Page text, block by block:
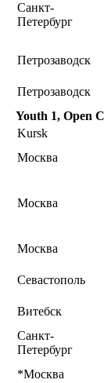
Санкт-
Петербург
Петрозаводск
Петрозаводск
Youth 1, Open
Kursk
Москва
Москва
Москва
Севастополь
Витебск
Санкт-
Петербург
*Москва